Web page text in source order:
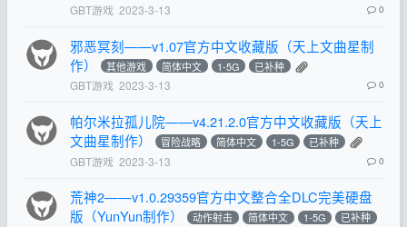
GBT游戏 2023-3-13 0
邪恶冥刻——v1.07官方中文收藏版（天上文曲星制
作）
其他游戏 简体中文 1-5G 已补种
GBT游戏 2023-3-13 0
帕尔米拉孤儿院——v4.21.2.0官方中文收藏版（天上
文曲星制作）
冒险战略 简体中文 1-5G 已补种
GBT游戏 2023-3-13 0
荒神2——v1.0.29359官方中文整合全DLC完美硬盘
版（YunYun制作）
动作射击 简体中文 1-5G 已补种